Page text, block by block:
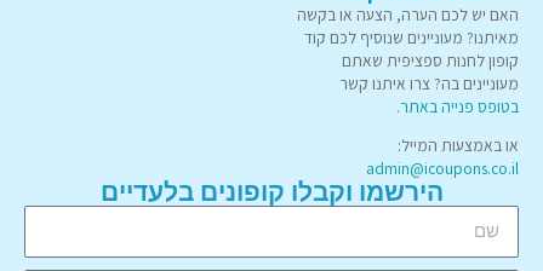
האם יש לכם הערה, הצעה או בקשה
מאיתנו? מעוניינים שנוסיף לכם קוד
קופון לחנות ספציפית שאתם
מעוניינים בה? צרו איתנו קשר
בטופס פנייה באתר.
או באמצעות המייל:
admin@icoupons.co.il
הירשמו וקבלו קופונים בלעדיים